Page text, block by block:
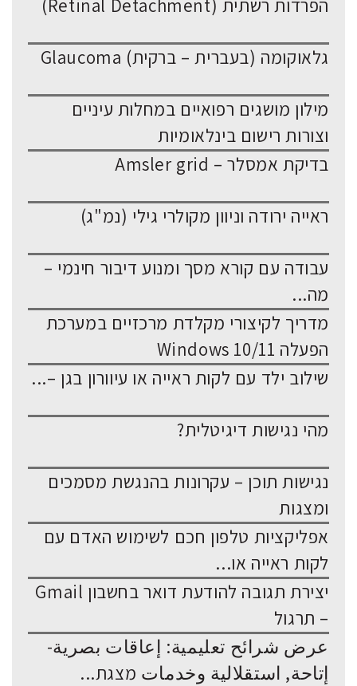
הפרדות רשתית (Retinal Detachment)
גלאוקומה (בעברית – ברקית) Glaucoma
מילון מושגים רפואיים במחלות עיניים
וצורות רישום בינלאומיות
בדיקת אמסלר – Amsler grid
ראייה ירודה וניוון מקולרי גילי (נמ"ג)
עבודה עם קורא מסך ומנוע דיבור חינמי –
מה...
מדריך לקיצורי מקלדת מרכזיים במערכת
הפעלה Windows 10/11
שילוב ילד עם לקות ראייה או עיוורון בגן –...
מהי נגישות דיגיטלית?
נגישות תוכן – עקרונות בהנגשת מסמכים
ומצגות
אפליקציות טלפון חכם לשימוש האדם עם
לקות ראייה או...
יצירת תגובה להודעת דואר בחשבון Gmail
– תרגול
عرض شرائح تعليمية: إعاقات بصرية-
إتاحة, استقلالية وخدمات מצגת...